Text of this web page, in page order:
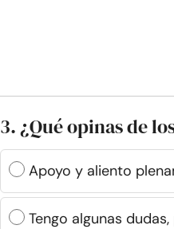
3. ¿Qué opinas de
Apoyo y aliento
Tengo algunas